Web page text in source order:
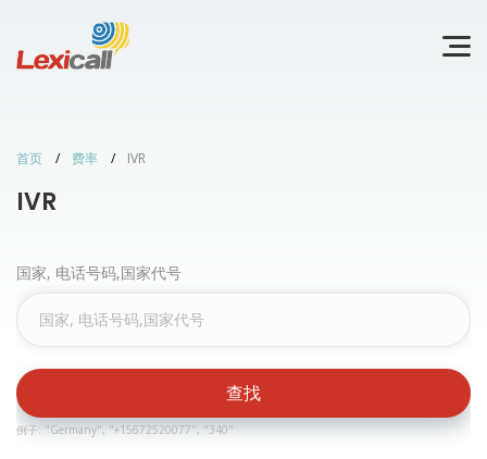
首页 费率 IVR
IVR
国家, 电话号码,国家代号
查找
例子: "Germany", "+15672520077", "340"